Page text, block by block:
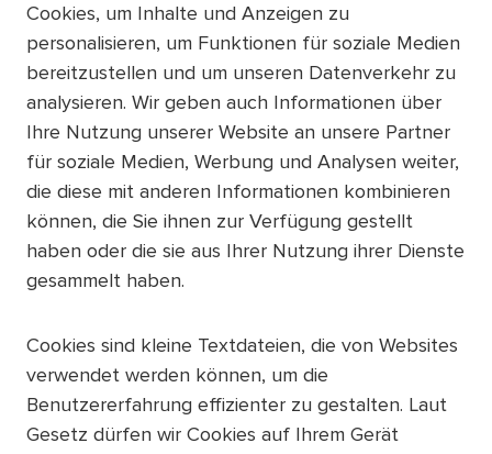
Cookies, um Inhalte und Anzeigen zu
personalisieren, um Funktionen für soziale Medien
bereitzustellen und um unseren Datenverkehr zu
analysieren. Wir geben auch Informationen über
Ihre Nutzung unserer Website an unsere Partner
für soziale Medien, Werbung und Analysen weiter,
die diese mit anderen Informationen kombinieren
können, die Sie ihnen zur Verfügung gestellt
haben oder die sie aus Ihrer Nutzung ihrer Dienste
gesammelt haben.
Cookies sind kleine Textdateien, die von Websites
verwendet werden können, um die
Benutzererfahrung effizienter zu gestalten. Laut
Gesetz dürfen wir Cookies auf Ihrem Gerät